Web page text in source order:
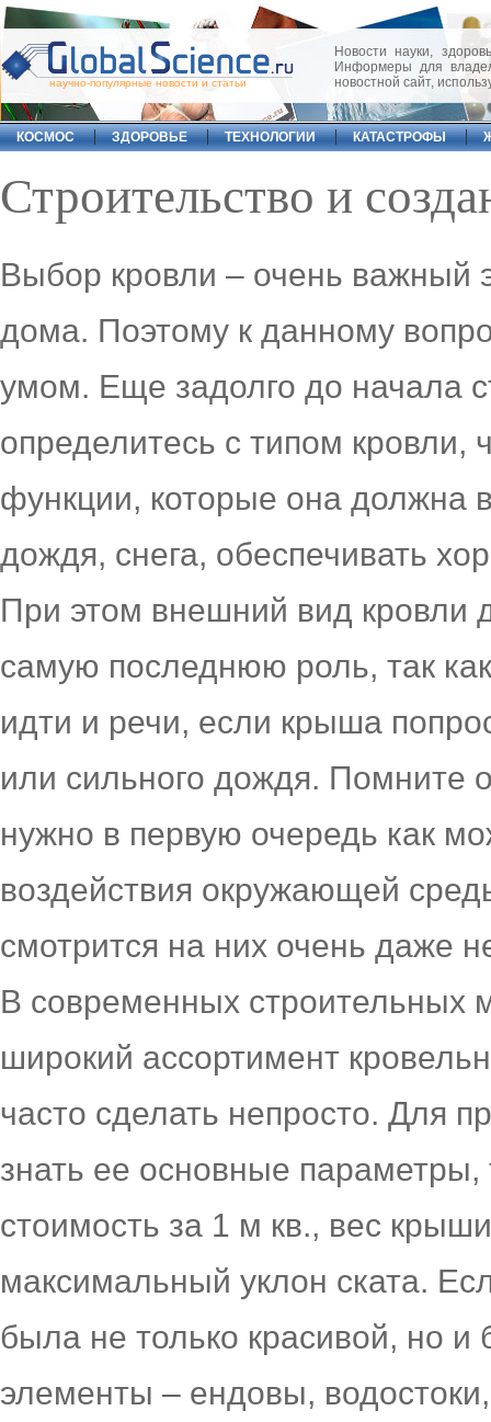
научно-популярные новости и статьи
Новости науки,
Информеры для
новостной сайт,
КОСМОС ЗДОРОВЬЕ ТЕХНОЛОГИИ КАТАСТРОФЫ
Строительство и
Выбор кровли – очень важный
дома. Поэтому к данному
умом. Еще задолго до начала
определитесь с типом кровли,
функции, которые она должна
дождя, снега, обеспечивать
При этом внешний вид кровли
самую последнюю роль, так
идти и речи, если крыша
или сильного дождя. Помните
нужно в первую очередь как
воздействия окружающей
смотрится на них очень даже
В современных строительных
широкий ассортимент
часто сделать непросто. Для
знать ее основные параметры,
стоимость за 1 м кв., вес
максимальный уклон ската.
была не только красивой, но и
элементы – ендовы,